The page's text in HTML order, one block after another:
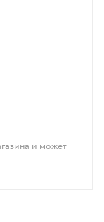
и может